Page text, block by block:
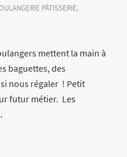
PÂTISSERIE,
mettent la main à
baguettes, des
nous régaler ! Petit
futur métier. Les